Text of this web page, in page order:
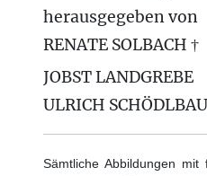
herausgegeben von
RENATE SOLBACH †
JOBST LANDGREBE
ULRICH
Sämtliche Abbildungen mit